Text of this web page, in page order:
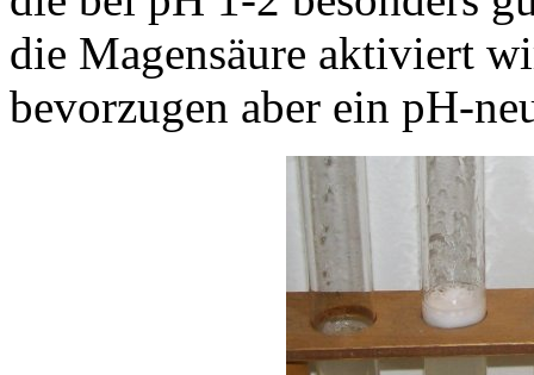
die Magensäure aktiviert
bevorzugen aber ein pH-